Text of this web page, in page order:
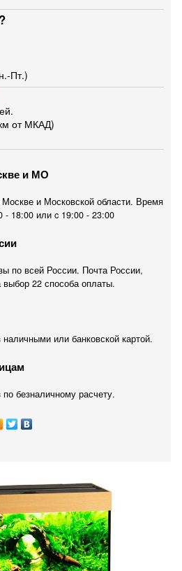
Пт.)
от МКАД)
и МО
и Московской области. Время
- 18:00 или c 19:00 - 23:00
по всей России. Почта России,
22 способа оплаты.
или банковской картой.
безналичному расчету.